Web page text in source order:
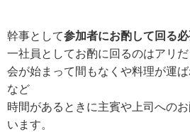
幹事として参加者にお酌して回る
一社員としてお酌に回るのはアリだ
会が始まって間もなくや料理が運
など
時間があるときに主賓や上司への
います。